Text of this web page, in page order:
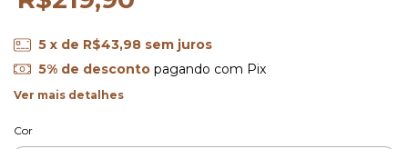
5 x de R$43,98 sem juros
5% de descontopagando com Pix
Ver mais detalhes
Cor